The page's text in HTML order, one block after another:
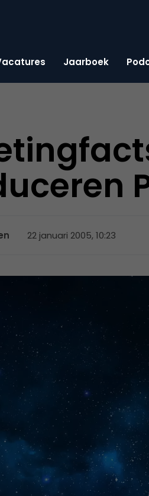
Jaarboek
22 januari 2005, 10:23